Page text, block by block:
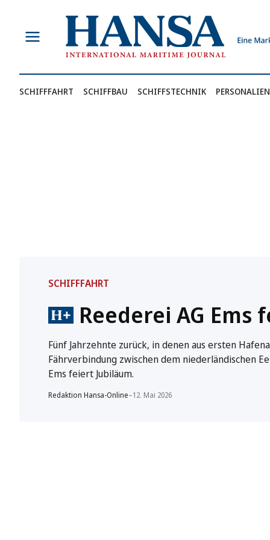
springen
SCHIFFFAHRT SCHIFFBAU SCHIFFSTECHNIK PERSONALIEN
SCHIFFFAHRT
Reederei AG Ems
Fünf Jahrzehnte zurück, in denen aus ersten
Fährverbindung zwischen dem niederländischen
Ems feiert Jubiläum.
Redaktion Hansa-Online–12. Mai 2026